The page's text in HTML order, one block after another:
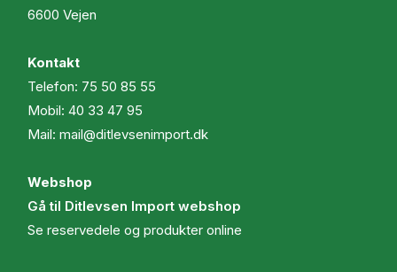
6600 Vejen
Kontakt
Telefon: 75 50 85 55
Mobil: 40 33 47 95
Mail: mail@ditlevsenimport.dk
Webshop
Gå til Ditlevsen Import webshop
Se reservedele og produkter online